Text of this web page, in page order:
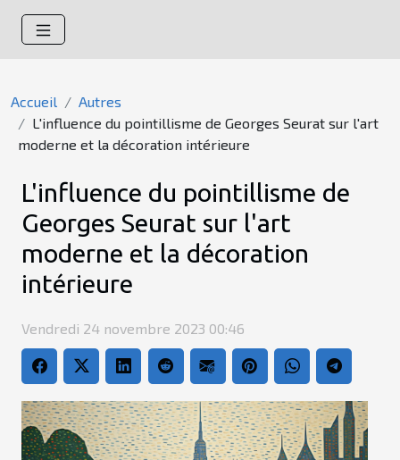
Accueil
Autres
L'influence du pointillisme de Georges Seurat sur l'art
moderne et la décoration intérieure
L'influence du pointillisme de
Georges Seurat sur l'art
moderne et la décoration
intérieure
Vendredi 24 novembre 2023 00:46